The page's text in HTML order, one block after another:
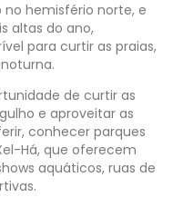
no hemisfério norte, e
altas do ano,
para curtir as praias,
de curtir as
e aproveitar as
conhecer parques
Há, que oferecem
aquáticos, ruas de